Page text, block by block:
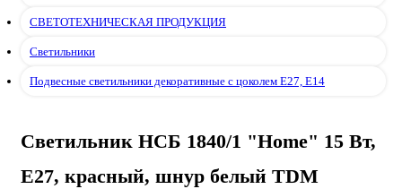
СВЕТОТЕХНИЧЕСКАЯ ПРОДУКЦИЯ
Светильники
Подвесные светильники декоративные с цоколем E27, E14
Светильник НСБ 1840/1 "Home" 15 Вт,
Е27, красный, шнур белый TDM